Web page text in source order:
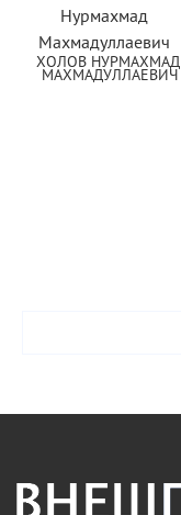
ХОЛОВ НУРМАХМАД
МАХМАДУЛЛАЕВИЧ